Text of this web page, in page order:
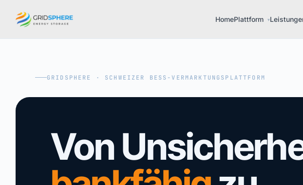
HomePlattform ▾
GRIDSPHERE · SCHWEIZER BESS-VERMARKTUNGSPLATTFORM
Von